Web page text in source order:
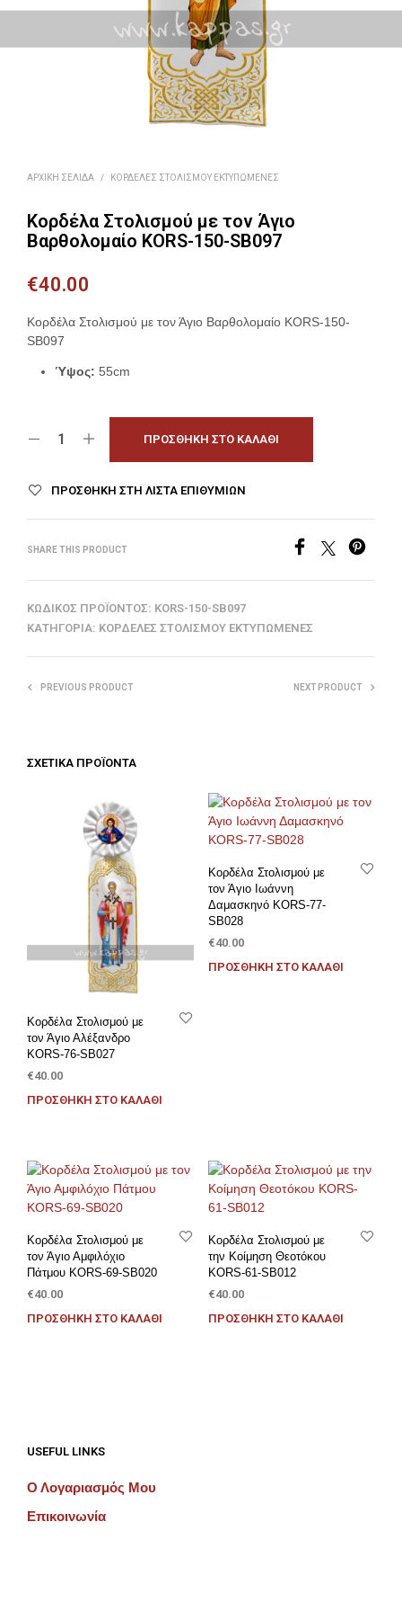
ΑΡΧΙΚΉ ΣΕΛΊΔΑ / ΚΟΡΔΈΛΕΣ ΣΤΟΛΙΣΜΟΎ ΕΚΤΥΠΩΜΈΝΕΣ
Κορδέλα Στολισμού με τον Άγιο
Βαρθολομαίο KORS-150-SB097
€40.00
Κορδέλα Στολισμού με τον Άγιο Βαρθολομαίο KORS-150-
SB097
Ύψος: 55cm
ΠΡΟΣΘΉΚΗ ΣΤΟ ΚΑΛΆΘΙ
ΠΡΟΣΘΉΚΗ ΣΤΗ ΛΊΣΤΑ ΕΠΙΘΥΜΙΏΝ
SHARE THIS PRODUCT
ΚΩΔΙΚΌΣ ΠΡΟΪΌΝΤΟΣ: KORS-150-SB097
ΚΑΤΗΓΟΡΊΑ: ΚΟΡΔΈΛΕΣ ΣΤΟΛΙΣΜΟΎ ΕΚΤΥΠΩΜΈΝΕΣ
PREVIOUS PRODUCT NEXT PRODUCT
ΣΧΕΤΙΚΆ ΠΡΟΪΌΝΤΑ
Κορδέλα Στολισμού με
τον Άγιο Αλέξανδρο
KORS-76-SB027
€40.00
ΠΡΟΣΘΉΚΗ ΣΤΟ ΚΑΛΆΘΙ
Κορδέλα Στολισμού με
τον Άγιο Ιωάννη
Δαμασκηνό KORS-77-
SB028
€40.00
ΠΡΟΣΘΉΚΗ ΣΤΟ ΚΑΛΆΘΙ
Κορδέλα Στολισμού με
τον Άγιο Αμφιλόχιο
Πάτμου KORS-69-SB020
€40.00
ΠΡΟΣΘΉΚΗ ΣΤΟ ΚΑΛΆΘΙ
Κορδέλα Στολισμού με
την Κοίμηση Θεοτόκου
KORS-61-SB012
€40.00
ΠΡΟΣΘΉΚΗ ΣΤΟ ΚΑΛΆΘΙ
USEFUL LINKS
Ο Λογαριασμός Μου
Επικοινωνία